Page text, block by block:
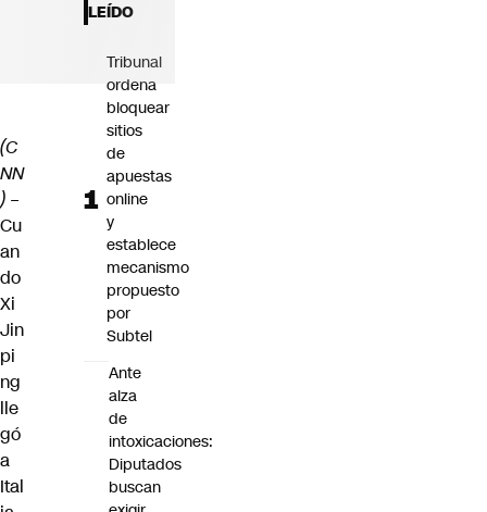
(C
NN
) –
Cu
an
do
Xi
Jin
pi
ng
lle
gó
a
Ital
LEÍDO
Tribunal
ordena
bloquear
sitios
de
apuestas
online
y
establece
mecanismo
propuesto
por
Subtel
Ante
alza
de
intoxicaciones:
Diputados
buscan